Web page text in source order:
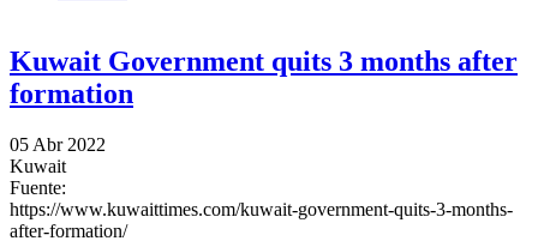
Kuwait Government quits 3 months after
formation
05 Abr 2022
Kuwait
Fuente:
https://www.kuwaittimes.com/kuwait-government-quits-3-months-
after-formation/